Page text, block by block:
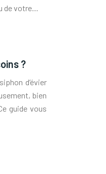
de votre…
?
d’évier
bien
guide vous